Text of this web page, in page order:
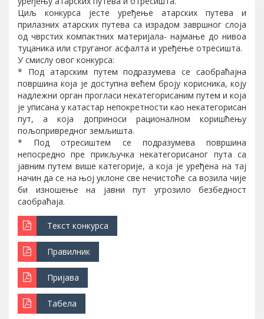
Циљ конкурса јесте уређење атарских путева и
прилазних атарских путева са израдом завршног слоја
од чврстих компактних материјала- најмање до нивоа
туцаника или струганог асфалта и уређење отресишта.
У смислу овог конкурса:
* Под атарским путем подразумева се саобраћајна
површина која је доступна већем броју корисника, коју
надлежни орган прогласи некатегорисаним путем и која
је уписана у катастар непокретности као некатегорисан
пут, а која доприноси рационалном коришћењу
пољопривредног земљишта.
* Под отресиштем се подразумева површина
непосредно пре прикључка некатегорисаног пута са
јавним путем више категорије, а која је уређена на тај
начин да се на њој уклоне све нечистоће са возила чије
би изношење на јавни пут угрозило безбедност
саобраћаја.
Текст конкурса
Правилник
Пријава
Табела